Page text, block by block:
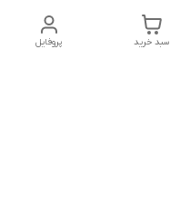
پروفایل سبد خرید